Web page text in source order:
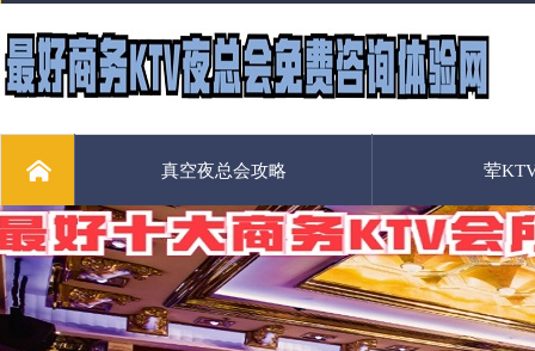
真空夜总会攻略 荤